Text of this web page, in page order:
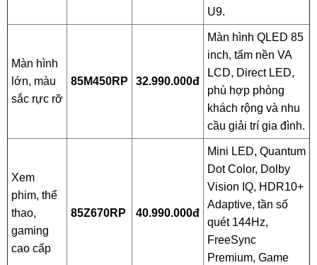
U9.
Màn hình
lớn, màu
sắc rực rỡ
85M450RP 32.990.000đ
Màn hình QLED 85
inch, tấm nền VA
LCD, Direct LED,
phù hợp phòng
khách rộng và nhu
cầu giải trí gia đình.
Xem
phim, thể
thao,
gaming
cao cấp
85Z670RP 40.990.000đ
Mini LED, Quantum
Dot Color, Dolby
Vision IQ, HDR10+
Adaptive, tần số
quét 144Hz,
FreeSync
Premium, Game